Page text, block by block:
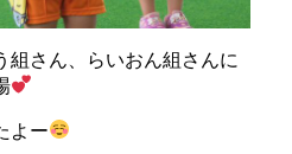
組さん、らいおん組さんに
よー